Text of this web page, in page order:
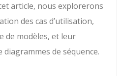
article, nous explorerons
des cas d’utilisation,
de modèles, et leur
diagrammes de séquence.